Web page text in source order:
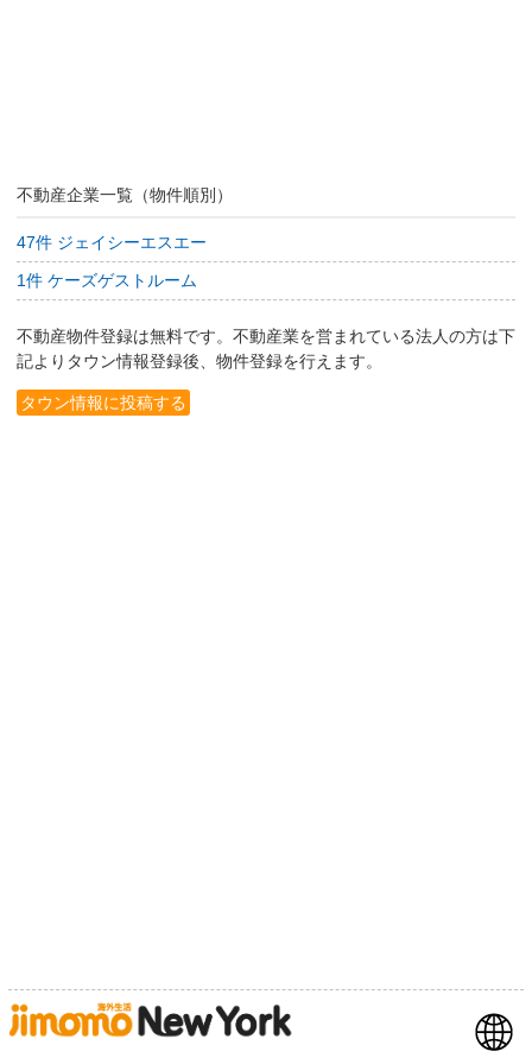
不動産企業一覧（物件順別）
47件 ジェイシーエスエー
1件 ケーズゲストルーム
不動産物件登録は無料です。不動産業を営まれている法人の方は下
記よりタウン情報登録後、物件登録を行えます。
タウン情報に投稿する